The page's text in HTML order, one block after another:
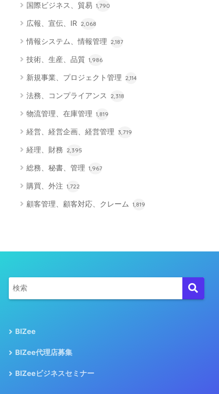
国際ビジネス、貿易 1,790
広報、宣伝、IR 2,068
情報システム、情報管理 2,187
技術、生産、品質 1,986
新規事業、プロジェクト管理 2,114
法務、コンプライアンス 2,318
物流管理、在庫管理 1,819
経営、経営企画、経営管理 3,719
経理、財務 2,395
総務、秘書、管理 1,967
購買、外注 1,722
顧客管理、顧客対応、クレーム 1,819
BIZee
BIZee代理店募集
BIZeeビジネスセミナー